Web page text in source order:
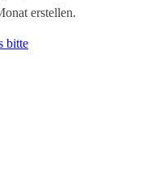
erstellen.
bitte